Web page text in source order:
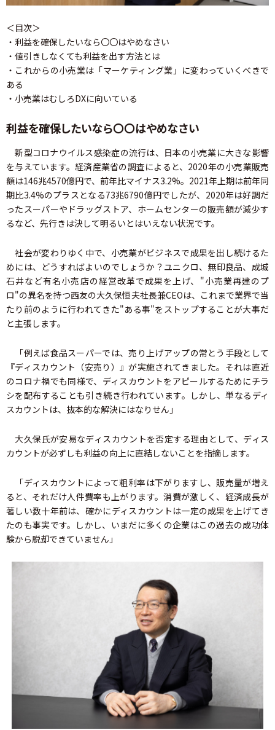
＜目次＞
・利益を確保したいなら〇〇はやめなさい
・値引きしなくても利益を出す方法とは
・これからの小売業は「マーケティング業」に変わっていくべきで
ある
・小売業はむしろDXに向いている
利益を確保したいなら〇〇はやめなさい
新型コロナウイルス感染症の流行は、日本の小売業に大きな影響
を与えています。経済産業省の調査によると、2020年の小売業販売
額は146兆4570億円で、前年比マイナス3.2%。2021年上期は前年同
期比3.4%のプラスとなる73兆6790億円でしたが、2020年は好調だ
ったスーパーやドラッグストア、ホームセンターの販売額が減少す
るなど、先行きは決して明るいとはいえない状況です。
社会が変わりゆく中で、小売業がビジネスで成果を出し続けるた
めには、どうすればよいのでしょうか？ユニクロ、無印良品、成城
石井など有名小売店の経営改革で成果を上げ、"小売業再建のプ
ロ"の異名を持つ西友の大久保恒夫社長兼CEOは、これまで業界で当
たり前のように行われてきた"ある事"をストップすることが大事だ
と主張します。
「例えば食品スーパーでは、売り上げアップの常とう手段として
『ディスカウント（安売り）』が実施されてきました。それは直近
のコロナ禍でも同様で、ディスカウントをアピールするためにチラ
シを配布することも引き続き行われています。しかし、単なるディ
スカウントは、抜本的な解決にはなりせん」
大久保氏が安易なディスカウントを否定する理由として、ディス
カウントが必ずしも利益の向上に直結しないことを指摘します。
「ディスカウントによって粗利率は下がりますし、販売量が増え
ると、それだけ人件費率も上がります。消費が激しく、経済成長が
著しい数十年前は、確かにディスカウントは一定の成果を上げてき
たのも事実です。しかし、いまだに多くの企業はこの過去の成功体
験から脱却できていません」